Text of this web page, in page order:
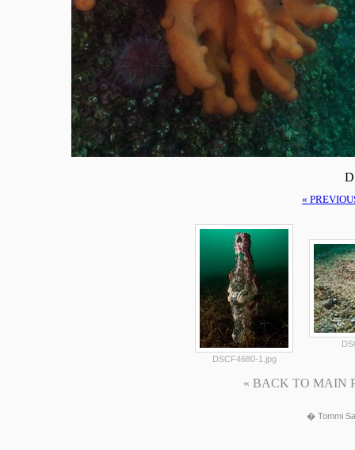
«
DSCF4680-1.jpg
« BACK TO MAIN
� Tommi